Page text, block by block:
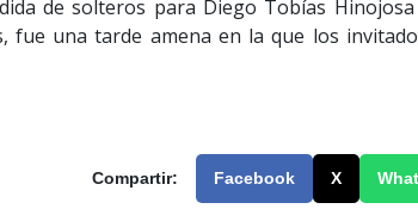
de solteros para Diego Tobías
fue una tarde amena en la que los
Compartir: Facebook X